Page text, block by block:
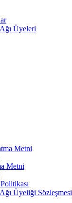
Üyeleri
Metni
Metni
Üyeliği Sözleşmesi